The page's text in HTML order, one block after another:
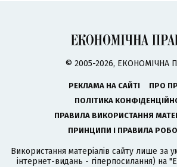
© 2005-2026, ЕКОНОМІЧНА
РЕКЛАМА НА САЙТІ
ПРО
ПОЛІТИКА
ПРАВИЛА ВИКОРИСТАННЯ
ПРИНЦИПИ І ПРАВИЛА
Використання матеріалів сайту лише за
інтернет-видань - гіперпосилання) на